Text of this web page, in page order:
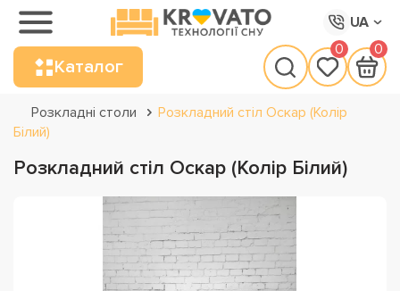
UA
Каталог
0 0
Розкладні столи
Розкладний стіл Оскар (Колір
Білий)
Розкладний стіл Оскар (Колір Білий)